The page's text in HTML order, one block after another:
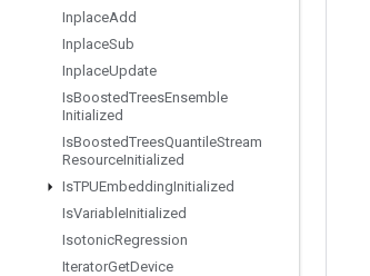
InplaceAdd
InplaceSub
InplaceUpdate
IsBoostedTreesEnsemble
Initialized
IsBoostedTreesQuantileStream
ResourceInitialized
IsTPUEmbeddingInitialized
IsVariableInitialized
IsotonicRegression
IteratorGetDevice